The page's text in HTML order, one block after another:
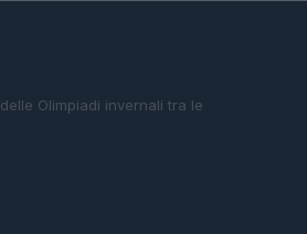
Olimpiadi invernali tra le